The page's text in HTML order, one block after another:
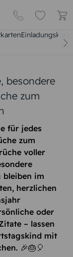
besondere
zum
für jedes
zum
voller
bleiben im
herzlichen
oder
– lassen
mit
🎉🎂🎈